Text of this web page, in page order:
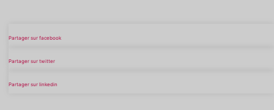
Partager sur facebook
Partager sur twitter
Partager sur linkedin